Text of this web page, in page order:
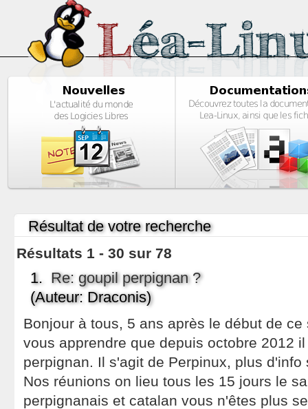
Résultat de votre recherche
Résultats 1 - 30 sur 78
1. Re: goupil perpignan ?
(Auteur: Draconis)
Bonjour à tous, 5 ans après le début de
vous apprendre que depuis octobre 2012
perpignan. Il s'agit de Perpinux, plus d'info
Nos réunions on lieu tous les 15 jours le
perpignanais et catalan vous n'êtes plus